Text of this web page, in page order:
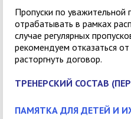
Пропуски по уважительной
отрабатывать в рамках
случае регулярных
рекомендуем отказаться
расторгнуть договор.
ТРЕНЕРСКИЙ СОСТАВ
ПАМЯТКА ДЛЯ ДЕТЕЙ И